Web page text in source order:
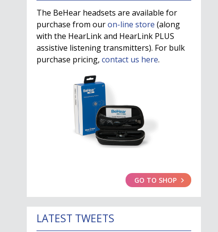
The BeHear headsets are available for
purchase from ouron-line store (along
with the HearLink and HearLink PLUS
assistive listening transmitters). For bulk
purchase pricing, contact us here.
GO TO SHOP
LATEST TWEETS